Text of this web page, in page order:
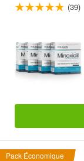
(39)
Pack Économique